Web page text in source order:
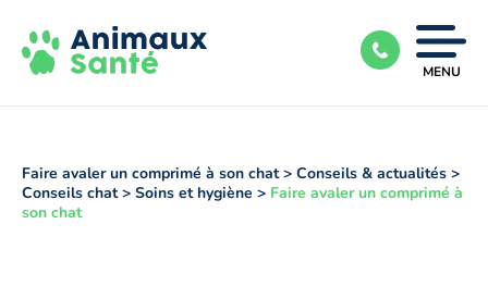
Ouvrir
MENU
Faire avaler un comprimé à son chat> Conseils & actualités >
Conseils chat> Soins et hygiène > Faire avaler un comprimé à
son chat